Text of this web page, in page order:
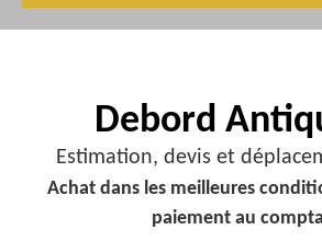
Debord
Estimation, devis et
Achat dans les meilleures
paiement au